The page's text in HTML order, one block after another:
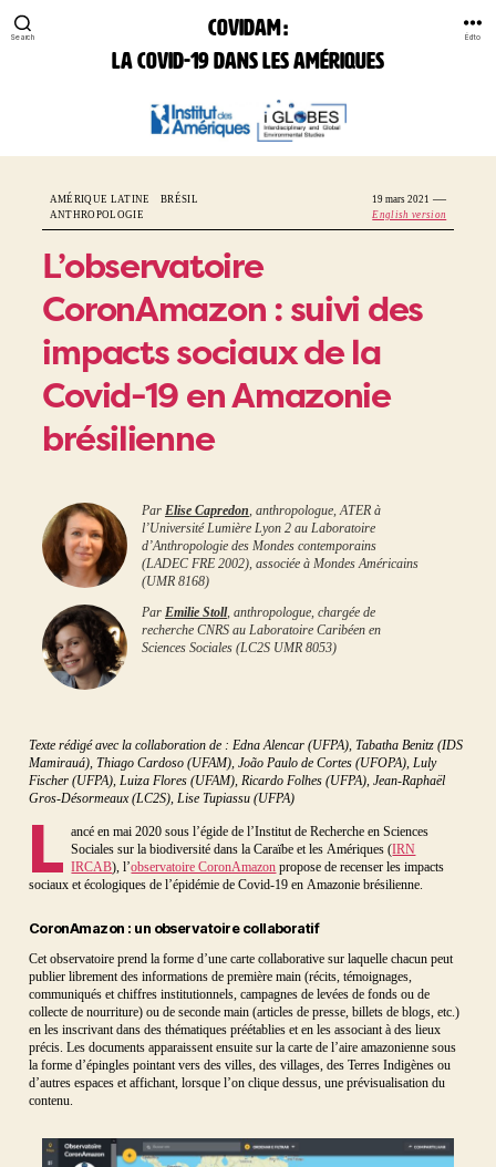
Search
COVIDAM :
la Covid-19 dans les Amériques
les
Édito
AMÉRIQUE LATINE
BRÉSIL
ANTHROPOLOGIE
19 mars 2021 —
English version
L’observatoire
CoronAmazon : suivi des
impacts sociaux de la
Covid-19 en Amazonie
brésilienne
Par Elise Capredon, anthropologue, ATER à
l’Université Lumière Lyon 2 au Laboratoire
d’Anthropologie des Mondes contemporains
(LADEC FRE 2002), associée à Mondes Américains
(UMR 8168)
Par Emilie Stoll, anthropologue, chargée de
recherche CNRS au Laboratoire Caribéen en
Sciences Sociales (LC2S UMR 8053)
Texte rédigé avec la collaboration de : Edna Alencar (UFPA), Tabatha Benitz (IDS
Mamirauá), Thiago Cardoso (UFAM), João Paulo de Cortes (UFOPA), Luly
Fischer (UFPA), Luiza Flores (UFAM), Ricardo Folhes (UFPA), Jean-Raphaël
Gros-Désormeaux (LC2S), Lise Tupiassu (UFPA)
L ancé en mai 2020 sous l’égide de l’Institut de Recherche en Sciences
Sociales sur la biodiversité dans la Caraïbe et les Amériques (IRN
IRCAB), l’observatoire CoronAmazon propose de recenser les impacts
sociaux et écologiques de l’épidémie de Covid-19 en Amazonie brésilienne.
CoronAmazon : un observatoire collaboratif
Cet observatoire prend la forme d’une carte collaborative sur laquelle chacun peut
publier librement des informations de première main (récits, témoignages,
communiqués et chiffres institutionnels, campagnes de levées de fonds ou de
collecte de nourriture) ou de seconde main (articles de presse, billets de blogs, etc.)
en les inscrivant dans des thématiques préétablies et en les associant à des lieux
précis. Les documents apparaissent ensuite sur la carte de l’aire amazonienne sous
la forme d’épingles pointant vers des villes, des villages, des Terres Indigènes ou
d’autres espaces et affichant, lorsque l’on clique dessus, une prévisualisation du
contenu.